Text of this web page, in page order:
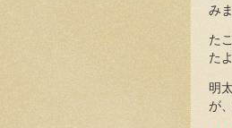
み
た
た
明
が